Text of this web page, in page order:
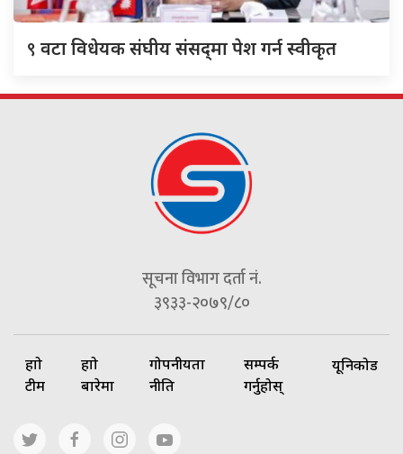
९ वटा विधेयक संघीय संसद्‌मा पेश गर्न स्वीकृत
सूचना विभाग दर्ता नं.
३९३३-२०७९/८०
हाम्रो
टीम
हाम्रो
बारेमा
गोपनीयता
नीति
सम्पर्क
गर्नुहोस्
यूनिकोड